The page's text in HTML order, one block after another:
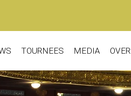
TOURNEES MEDIA OVER